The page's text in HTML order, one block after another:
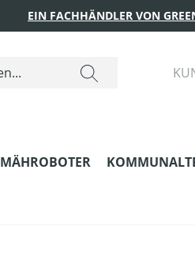
EIN FACHHÄNDLER VON
MÄHROBOTER